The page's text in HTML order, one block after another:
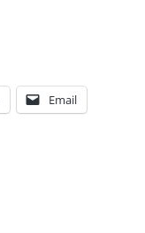
Email